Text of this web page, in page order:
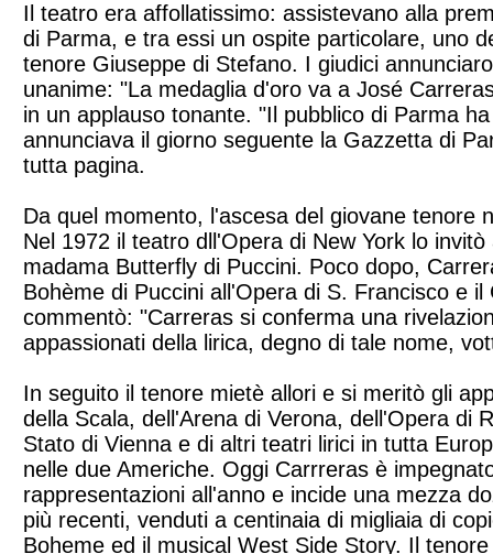
Il teatro era affollatissimo: assistevano alla
di Parma, e tra essi un ospite particolare, uno
tenore Giuseppe di Stefano. I giudici
unanime: "La medaglia d'oro va a José
in un applauso tonante. "Il pubblico di Parma
annunciava il giorno seguente la Gazzetta di
tutta pagina.
Da quel momento, l'ascesa del giovane tenore
Nel 1972 il teatro dll'Opera di New York lo
madama Butterfly di Puccini. Poco dopo,
Bohème di Puccini all'Opera di S. Francisco e il
commentò: "Carreras si conferma una
appassionati della lirica, degno di tale nome,
In seguito il tenore mietè allori e si meritò gli
della Scala, dell'Arena di Verona, dell'Opera di
Stato di Vienna e di altri teatri lirici in tutta
nelle due Americhe. Oggi Carrreras è
rappresentazioni all'anno e incide una mezza
più recenti, venduti a centinaia di migliaia di
Boheme ed il musical West Side Story. Il